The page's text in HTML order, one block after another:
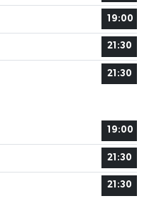
19:00
21:30
21:30
19:00
21:30
21:30